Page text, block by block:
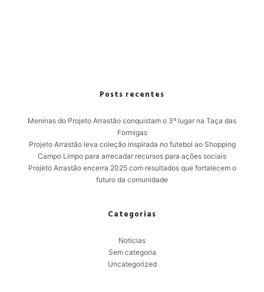
Posts recentes
Meninas do Projeto Arrastão conquistam o 3º lugar na Taça das
Formigas
Projeto Arrastão leva coleção inspirada no futebol ao Shopping
Campo Limpo para arrecadar recursos para ações sociais
Projeto Arrastão encerra 2025 com resultados que fortalecem o
futuro da comunidade
Categorias
Notícias
Sem categoria
Uncategorized